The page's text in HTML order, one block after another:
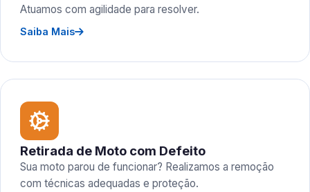
Atuamos com agilidade para resolver.
Saiba Mais
Retirada de Moto com Defeito
Sua moto parou de funcionar? Realizamos a remoção
com técnicas adequadas e proteção.